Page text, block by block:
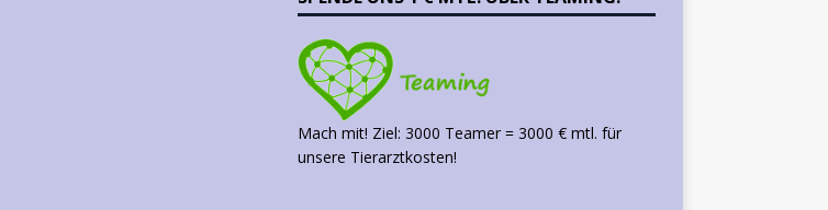
Mach mit! Ziel: 3000 Teamer = 3000 € mtl. für
unsere Tierarztkosten!